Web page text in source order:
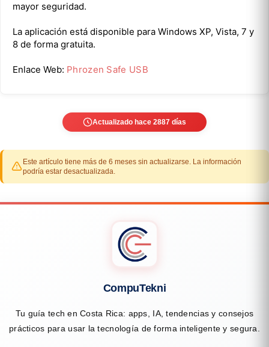
mayor seguridad.
La aplicación está disponible para Windows XP, Vista, 7 y
8 de forma gratuita.
Enlace Web: Phrozen Safe USB
Actualizado hace 2887 días
Este artículo tiene más de 6 meses sin actualizarse. La información
podría estar desactualizada.
CompuTekni
Tu guía tech en Costa Rica: apps, IA, tendencias y consejos
prácticos para usar la tecnología de forma inteligente y segura.